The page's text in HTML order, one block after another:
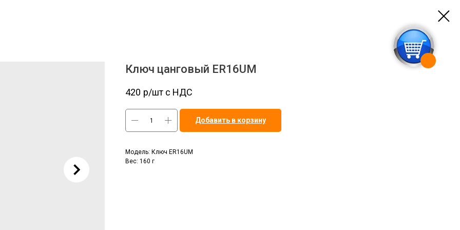
Ключ цанговый ER16UM
420 р/шт c НДС
Добавить в корзину
Модель: Ключ ER16UM
Вес: 160 г